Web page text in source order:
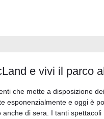
e vivi il parco
che mette a disposizione
esponenzialmente e oggi è
di sera. I tanti